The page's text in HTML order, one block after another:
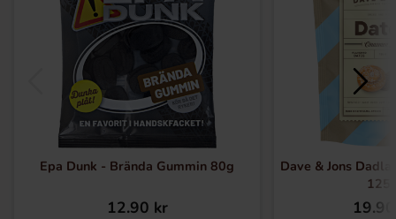
Epa Dunk - Brända Gummin 80g
12.90 kr
Dave & Jons